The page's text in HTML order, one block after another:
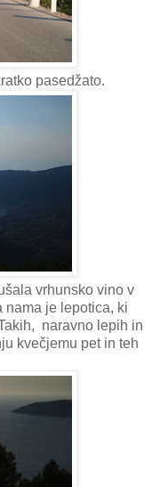
pasedžato.
vrhunsko vino v
nama je lepotica, ki
naravno lepih in
kvečjemu pet in teh